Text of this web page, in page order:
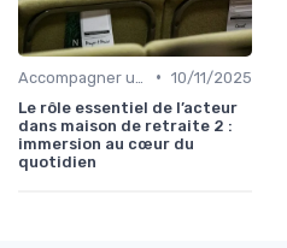
• 10/11/2025
Le rôle essentiel de l’acteur
dans maison de retraite 2 :
immersion au cœur du
quotidien